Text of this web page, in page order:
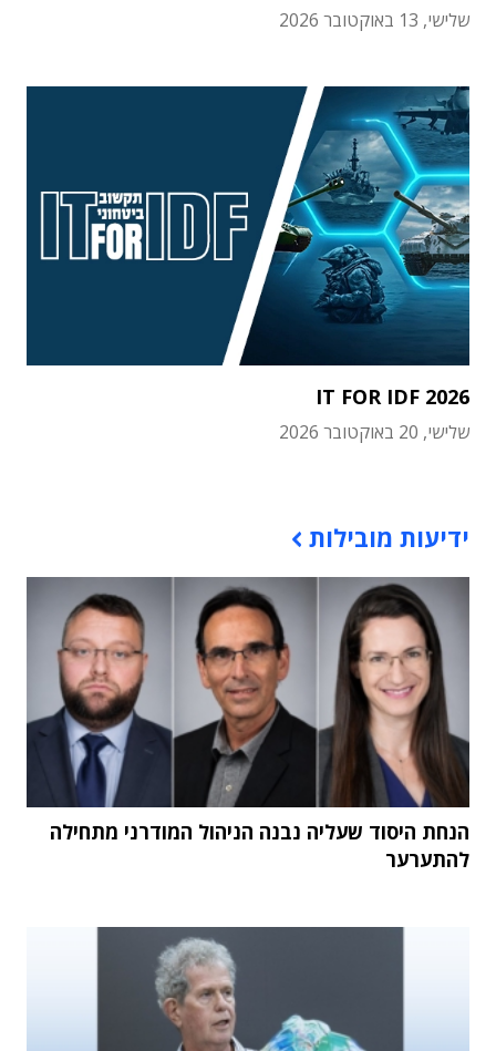
שלישי, 13 באוקטובר 2026
IT FOR IDF 2026
שלישי, 20 באוקטובר 2026
ידיעות מובילות
הנחת היסוד שעליה נבנה הניהול המודרני מתחילה
להתערער